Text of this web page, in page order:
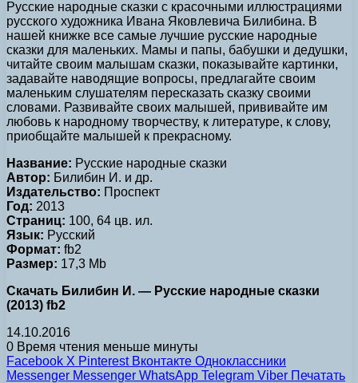
Русские народные сказки с красочными иллюстрациями
русского художника Ивана Яковлевича Билибина. В
нашей книжке все самые лучшие русские народные
сказки для маленьких. Мамы и папы, бабушки и дедушки,
читайте своим малышам сказки, показывайте картинки,
задавайте наводящие вопросы, предлагайте своим
маленьким слушателям пересказать сказку своими
словами. Развивайте своих малышей, прививайте им
любовь к народному творчеству, к литературе, к слову,
приобщайте малышей к прекрасному.
Название: Русские народные сказки
Автор: Билибин И. и др.
Издательство: Проспект
Год: 2013
Страниц: 100, 64 цв. ил.
Язык: Русский
Формат: fb2
Размер: 17,3 Mb
Скачать Билибин И. — Русские народные сказки
(2013) fb2
14.10.2016
0 Время чтения меньше минуты
Facebook X Pinterest Вконтакте Одноклассники
Messenger Messenger WhatsApp Telegram Viber Печатать